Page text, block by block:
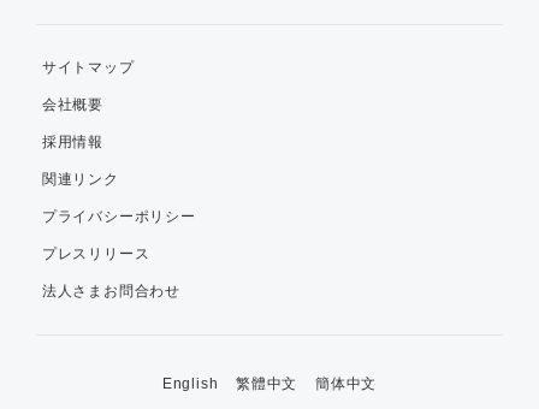
サイトマップ
会社概要
採用情報
関連リンク
プライバシーポリシー
プレスリリース
法人さまお問合わせ
English 繁體中文 簡体中文